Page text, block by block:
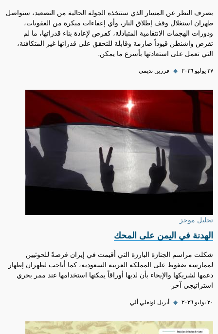
بصرف النظر عن المسار الذي ستتخذه الجولة الحالية من التصعيد، ستواصل
طهران استغلال وقف إطلاق النار، وأي إعفاءات مبكرة من العقوبات،
ودورات الهجمات الانتقامية المتبادلة، كفرص لإعادة بناء قدراتها، ما لم
تفرض واشنطن قيوداً صارمة وقابلة للتحقق على قدراتها غير المتكافئة،
التي تعمل على استعادتها بأسرع ما يمكن.
٢٧ يوليو ٢٠٢٦ ◆ فرزين نديمي
تحليل موجز
الهدنة في اليمن على المحك
شكلت مراسم الجنازة البارزة التي أُقيمت في إيران فرصةً للحوثيين
لممارسة ضغوط على المملكة العربية السعودية، كما أتاحت لطهران إظهار
دعمها لشريكها والإيحاء بأن لديها أوراقاً يمكنها استخدامها عند ممر بحري
استراتيجي آخر.
٢٠ يوليو ٢٠٢٦ ◆ أبريل لونغلي ألي